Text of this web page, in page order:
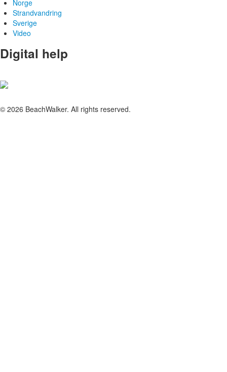
Norge
Strandvandring
Sverige
Video
Digital help
© 2026 BeachWalker. All rights reserved.